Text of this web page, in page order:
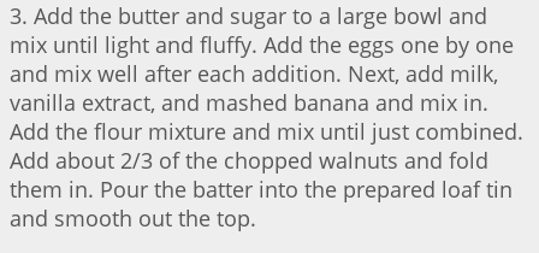
3. Add the butter and sugar to a large bowl and
mix until light and fluffy. Add the eggs one by one
and mix well after each addition. Next, add milk,
vanilla extract, and mashed banana and mix in.
Add the flour mixture and mix until just combined.
Add about 2/3 of the chopped walnuts and fold
them in. Pour the batter into the prepared loaf tin
and smooth out the top.